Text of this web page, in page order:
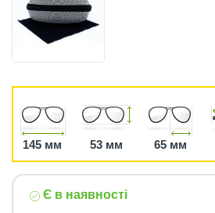
145 мм 53 мм 65 мм
Є в наявності